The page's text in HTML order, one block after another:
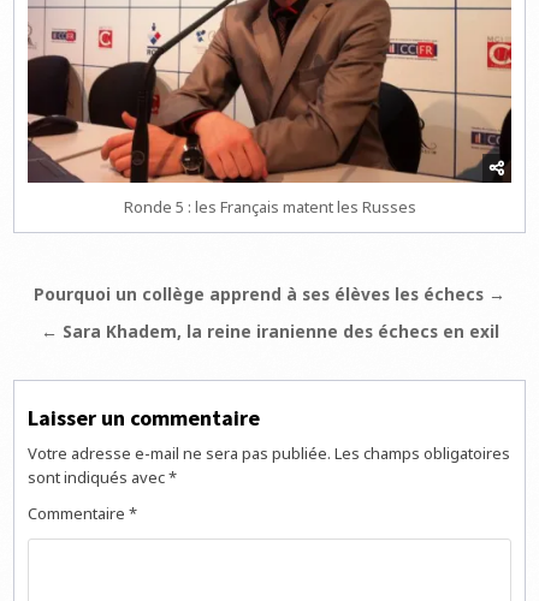
Ronde 5 : les Français matent les Russes
Navigation
de
Pourquoi un collège apprend à ses élèves les échecs →
← Sara Khadem, la reine iranienne des échecs en exil
Laisser un commentaire
Votre adresse e-mail ne sera pas publiée. Les champs obligatoires
sont indiqués avec*
Commentaire*